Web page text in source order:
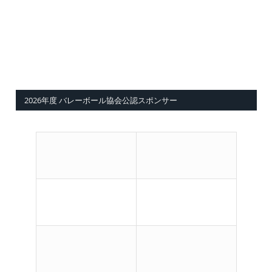
2026年度 バレーボール協会公認スポンサー